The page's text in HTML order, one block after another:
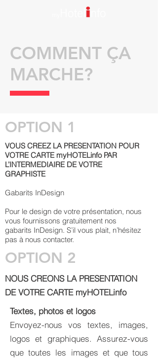
Textes, photos et logos
Envoyez-nous vos textes, images,
logos et graphiques. Assurez-vous
que toutes les images et que tous
VOUS CREEZ LA PRESENTATION POUR
VOTRE CARTE myHOTELinfo PAR
L’INTERMEDIAIRE DE VOTRE
GRAPHISTE
Gabarits InDesign
Pour le design de votre présentation, nous
vous fournissons gratuitement nos
gabarits InDesign. S’il vous plait, n’hésitez
pas à nous contacter.
OPTION 1
OPTION 2
NOUS CREONS LA PRESENTATION
DE VOTRE CARTE myHOTELinfo
COMMENT ÇA
MARCHE?